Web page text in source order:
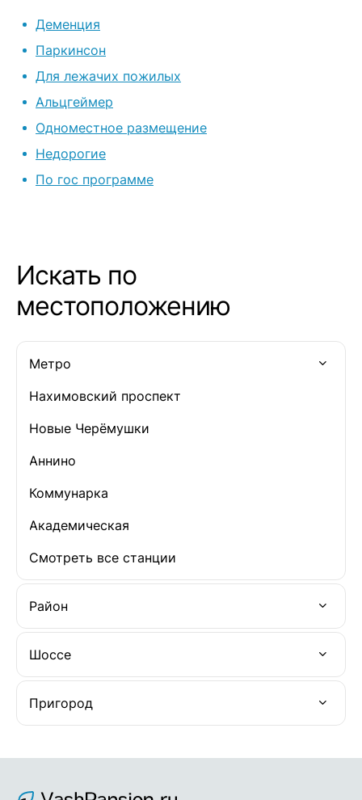
огромное!
Деменция
Паркинсон
Для лежачих пожилых
Альцгеймер
Одноместное размещение
Недорогие
По гос программе
Искать по
местоположению
Метро
Нахимовский проспект
Новые Черёмушки
Аннино
Коммунарка
Академическая
Смотреть все станции
Район
Шоссе
Пригород